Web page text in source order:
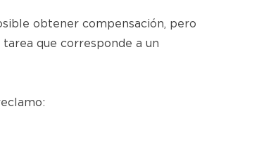
obtener compensación, pero
que corresponde a un